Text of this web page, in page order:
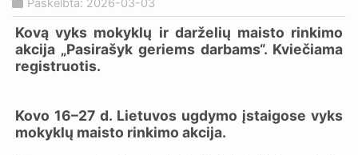
Paskelbta: 2026-03-03
Kovą vyks mokyklų ir darželių maisto rinkimo
akcija „Pasirašyk geriems darbams“. Kviečiama
registruotis.
Kovo 16–27 d. Lietuvos ugdymo įstaigose vyks
mokyklų maisto rinkimo akcija.